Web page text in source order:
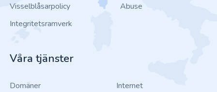
Visselblåsarpolicy
Integritetsramverk
Abuse
Våra tjänster
Domäner
Internet